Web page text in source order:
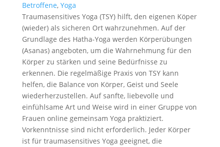
Betroffene, Yoga
Traumasensitives Yoga (TSY) hilft, den eigenen Köper
(wieder) als sicheren Ort wahrzunehmen. Auf der
Grundlage des Hatha-Yoga werden Körperübungen
(Asanas) angeboten, um die Wahrnehmung für den
Körper zu stärken und seine Bedürfnisse zu
erkennen. Die regelmäßige Praxis von TSY kann
helfen, die Balance von Körper, Geist und Seele
wiederherzustellen. Auf sanfte, liebevolle und
einfühlsame Art und Weise wird in einer Gruppe von
Frauen online gemeinsam Yoga praktiziert.
Vorkenntnisse sind nicht erforderlich. Jeder Körper
ist für traumasensitives Yoga geeignet, die